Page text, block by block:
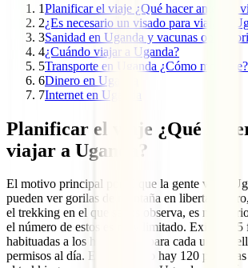
1Planificar el viaje ¿Qué hacer antes de
2¿Es necesario un visado para viajar a
3Sanidad en Uganda y vacunas
4¿Cuándo viajar a Uganda?
5Transporte en Uganda ¿Cómo moverse?
6Dinero en Uganda
7Internet en Uganda
Planificar el viaje ¿Qué
viajar a Uganda?
El motivo principal por el que la gente visita
pueden ver gorilas de montaña en libertad.
el trekking en el que se los observa, es
el número de estos es muy limitado. Existen
habituadas a los humanos y para cada una de
permisos al día. Es decir, solo hay 120